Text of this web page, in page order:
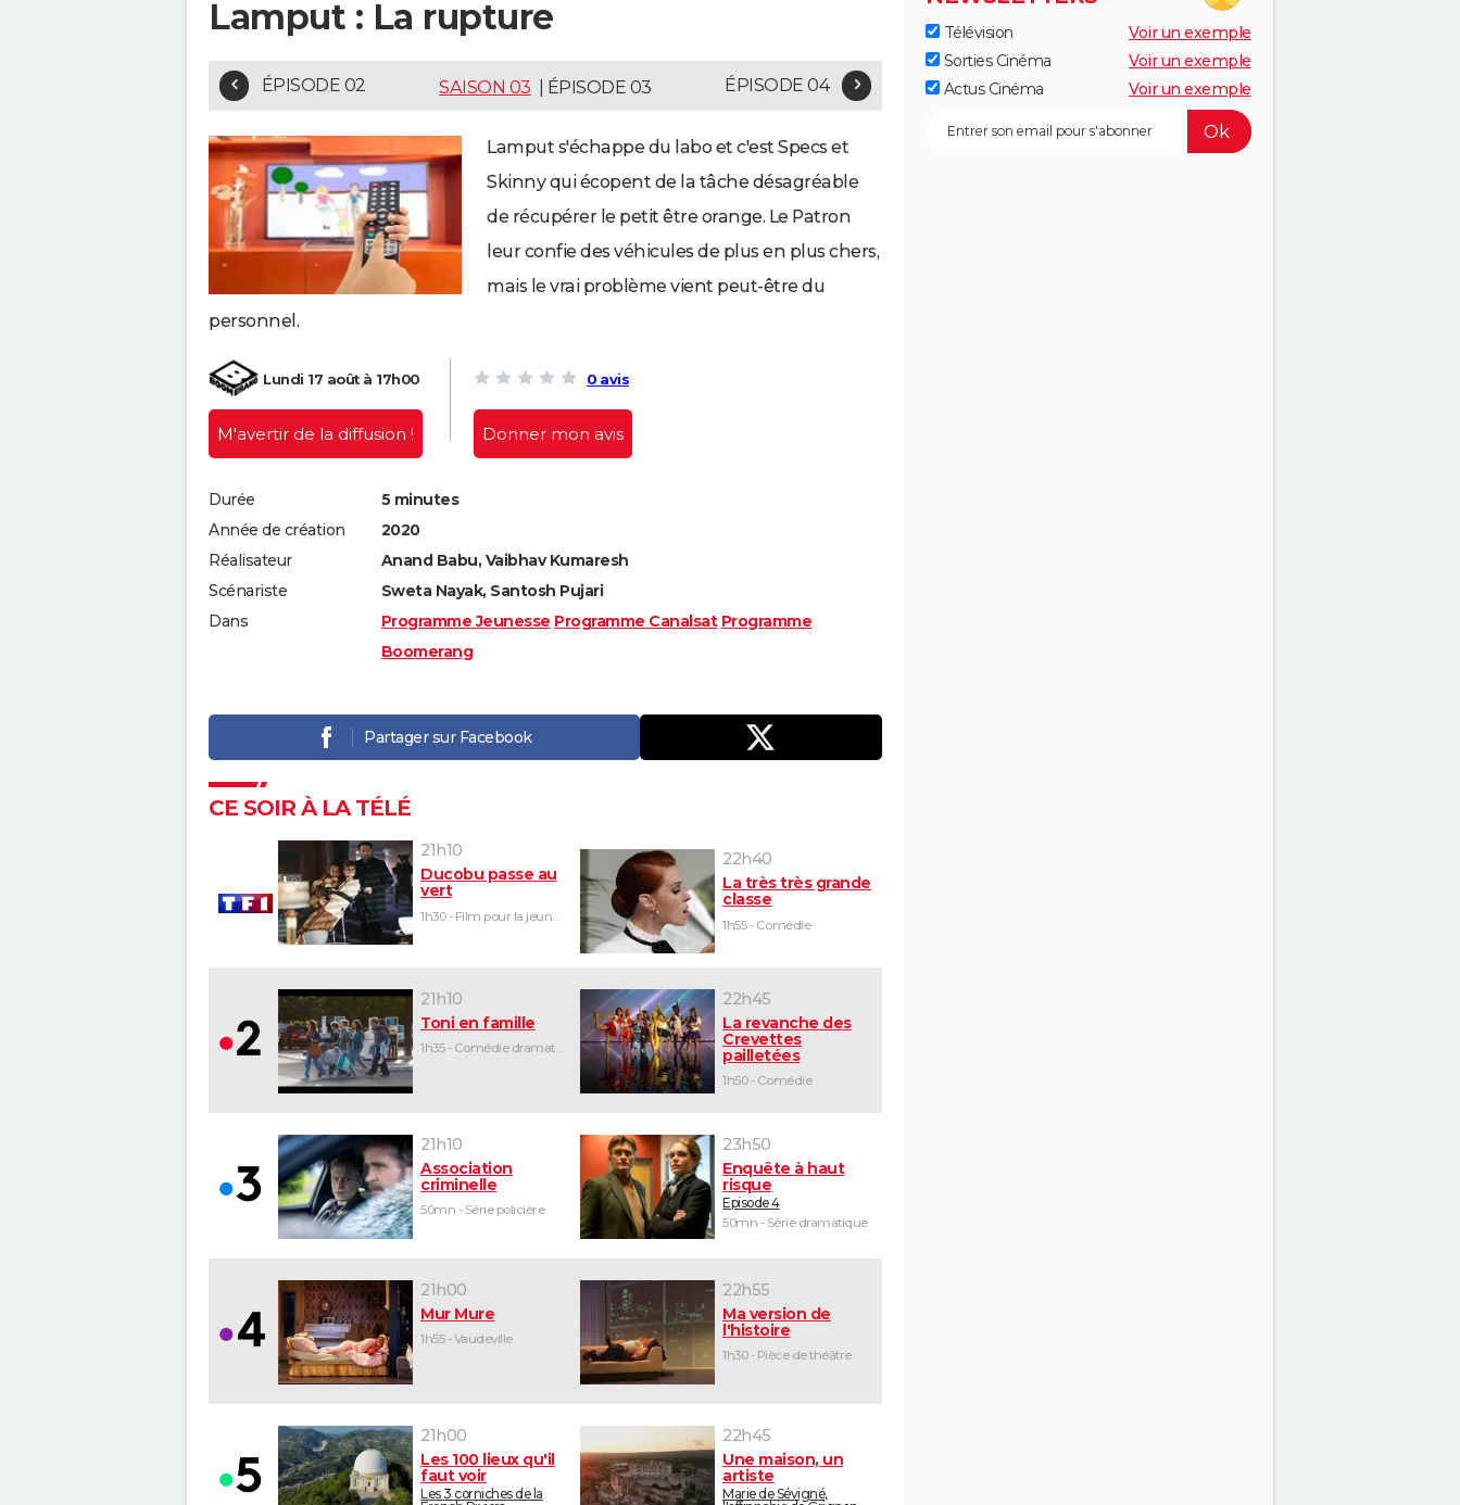
Lamput : La rupture
ÉPISODE 02 SAISON 03 | ÉPISODE 03 ÉPISODE 04
Lamput s'échappe du labo et c'est Specs et
Skinny qui écopent de la tâche désagréable
de récupérer le petit être orange. Le Patron
leur confie des véhicules de plus en plus chers,
mais le vrai problème vient peut-être du
personnel.
Lundi 17 août à 17h00
M'avertir de la diffusion !
0 avis
Donner mon avis
Durée
5 minutes
Année de création
2020
Réalisateur
Anand Babu, Vaibhav Kumaresh
Scénariste
Sweta Nayak, Santosh Pujari
Dans
Programme Jeunesse Programme Canalsat Programme
Boomerang
Partager sur Facebook
CE SOIR À LA TÉLÉ
21h10
Ducobu passe au
vert
1h30 - Film pour la jeunesse
22h40
La très très grande
classe
1h55 - Comédie
21h10
Toni en famille
1h35 - Comédie dramatique
22h45
La revanche des
Crevettes
pailletées
1h50 - Comédie
21h10
Association
criminelle
50mn - Série policière
23h50
Enquête à haut
risque
Episode 4
50mn - Série dramatique
21h00
Mur Mure
1h55 - Vaudeville
22h55
Ma version de
l'histoire
1h30 - Pièce de théâtre
21h00
Les 100 lieux qu'il
faut voir
Les 3 corniches de la
22h45
Une maison, un
artiste
Marie de Sévigné,
Télévision
Voir un exemple
Sorties Cinéma
Voir un exemple
Actus Cinéma
Voir un exemple